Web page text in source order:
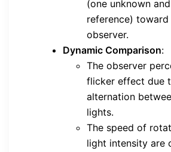
(one unknown
reference) toward
observer.
Dynamic Comparison:
The observer
flicker effect due
alternation
lights.
The speed of
light intensity are